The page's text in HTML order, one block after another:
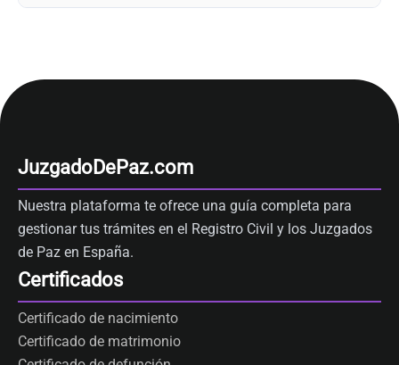
JuzgadoDePaz.com
Nuestra plataforma te ofrece una guía completa para
gestionar tus trámites en el Registro Civil y los Juzgados
de Paz en España.
Certificados
Certificado de nacimiento
Certificado de matrimonio